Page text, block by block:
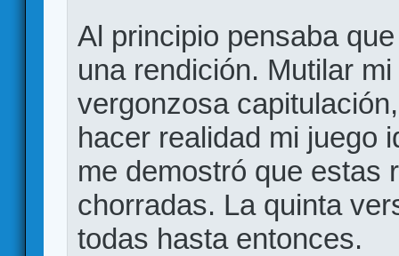
Al principio pensaba
una rendición. Mutilar
vergonzosa
hacer realidad mi juego
me demostró que estas
chorradas. La quinta
todas hasta entonces.